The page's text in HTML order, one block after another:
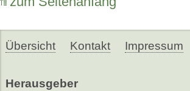
Übersicht Kontakt Impressum
Herausgeber